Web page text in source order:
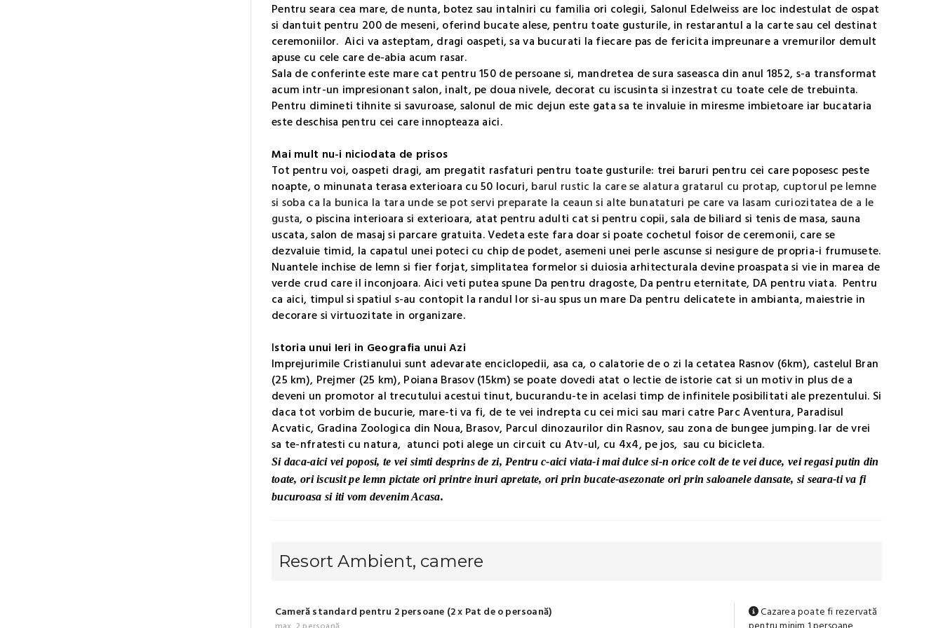
Pentru seara cea mare, de nunta, botez sau intalniri cu familia ori colegii, Salonul Edelweiss are loc indestulat de ospat
si dantuit pentru 200 de meseni, oferind bucate alese, pentru toate gusturile, in restarantul a la carte sau cel destinat
ceremoniilor. Aici va asteptam, dragi oaspeti, sa va bucurati la fiecare pas de fericita impreunare a vremurilor demult
apuse cu cele care de-abia acum rasar.
Sala de conferinte este mare cat pentru 150 de persoane si, mandretea de sura saseasca din anul 1852, s-a transformat
acum intr-un impresionant salon, inalt, pe doua nivele, decorat cu iscusinta si inzestrat cu toate cele de trebuinta.
Pentru dimineti tihnite si savuroase, salonul de mic dejun este gata sa te invaluie in miresme imbietoare iar bucataria
este deschisa pentru cei care innopteaza aici.
Mai mult nu-i niciodata de prisos
Tot pentru voi, oaspeti dragi, am pregatit rasfaturi pentru toate gusturile: trei baruri pentru cei care poposesc peste
noapte, o minunata terasa exterioara cu 50 locuri,barul rustic la care se alatura gratarul cu protap, cuptorul pe lemne
si soba ca la bunica la tara unde se pot servi preparate la ceaun si alte bunataturi pe care va lasam curiozitatea de a le
gusta, o piscina interioara si exterioara, atat pentru adulti cat si pentru copii, sala de biliard si tenis de masa, sauna
uscata, salon de masaj si parcare gratuita. Vedeta este fara doar si poate cochetul foisor de ceremonii, care se
dezvaluie timid, la capatul unei poteci cu chip de podet, asemeni unei perle ascunse si nesigure de propria-i frumusete.
Nuantele inchise de lemn si fier forjat, simplitatea formelor si duiosia arhitecturala devine proaspata si vie in marea de
verde crud care il inconjoara. Aici veti putea spune Da pentru dragoste, Da pentru eternitate, DA pentru viata. Pentru
ca aici, timpul si spatiul s-au contopit la randul lor si-au spus un mare Da pentru delicatete in ambianta, maiestrie in
decorare si virtuozitate in organizare.
Istoria unui Ieri in Geografia unui Azi
Imprejurimile Cristianului sunt adevarate enciclopedii, asa ca, o calatorie de o zi la cetatea Rasnov (6km), castelul Bran
(25 km), Prejmer (25 km), Poiana Brasov (15km) se poate dovedi atat o lectie de istorie cat si un motiv in plus de a
deveni un promotor al trecutului acestui tinut, bucurandu-te in acelasi timp de infinitele posibilitati ale prezentului. Si
daca tot vorbim de bucurie, mare-ti va fi, de te vei indrepta cu cei mici sau mari catre Parc Aventura, Paradisul
Acvatic, Gradina Zoologica din Noua, Brasov, Parcul dinozaurilor din Rasnov, sau zona de bungee jumping. Iar de vrei
sa te-nfratesti cu natura, atunci poti alege un circuit cu Atv-ul, cu 4x4, pe jos, sau cu bicicleta.
Si daca-aici vei poposi, te vei simti desprins de zi, Pentru c-aici viata-i mai dulce si-n orice colt de te vei duce, vei regasi putin din
toate, ori iscusit pe lemn pictate ori printre inuri apretate, ori prin bucate-asezonate ori prin saloanele dansate, si seara-ti va fi
bucuroasa si iti vom devenim Acasa.
Resort Ambient, camere
Cameră standard pentru 2 persoane (2 x Pat de o persoană)
Cazarea poate fi rezervată